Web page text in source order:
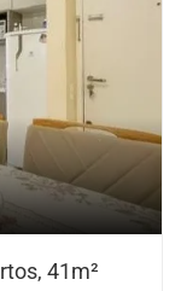
41m²